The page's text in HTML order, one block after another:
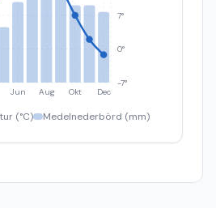
Jun Aug Okt Dec
-7°
0°
7°
(°C) Medelnederbörd (mm)